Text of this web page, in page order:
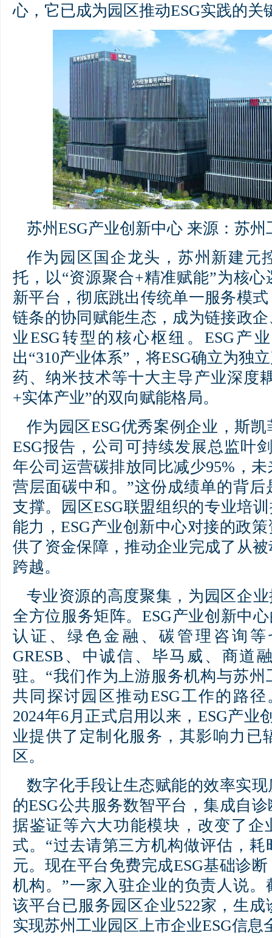
心，它已成为园区推动ESG实践的关
苏州ESG产业创新中心 来源：苏
作为园区国企龙头，苏州新建元
托，以“资源聚合+精准赋能”为核
新平台，彻底跳出传统单一服务模
链条的协同赋能生态，成为链接政
业ESG转型的核心枢纽。ESG产
出“310产业体系”，将ESG确立为独
药、纳米技术等十大主导产业深度
+实体产业”的双向赋能格局。
作为园区ESG优秀案例企业，斯
ESG报告，公司可持续发展总监叶
年公司运营碳排放同比减少95%，
营层面碳中和。”这份成绩单的背
支撑。园区ESG联盟组织的专业培
能力，ESG产业创新中心对接的政
供了资金保障，推动企业完成了从
跨越。
专业资源的高度聚集，为园区企
全方位服务矩阵。ESG产业创新中
认证、绿色金融、碳管理咨询
GRESB、中诚信、毕马威、商道
驻。“我们作为上游服务机构与苏
共同探讨园区推动ESG工作的路
2024年6月正式启用以来，ESG产业
业提供了定制化服务，其影响力已
区。
数字化手段让生态赋能的效率实
的ESG公共服务数智平台，集成自
据鉴证等六大功能模块，改变了企
式。“过去请第三方机构做评估，
元。现在平台免费完成ESG基础诊
机构。”一家入驻企业的负责人说。
该平台已服务园区企业522家，生成
实现苏州工业园区上市企业ESG信息